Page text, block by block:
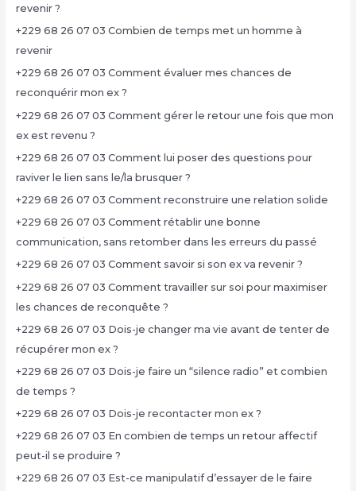
revenir ?
+229 68 26 07 03 Combien de temps met un homme à
revenir
+229 68 26 07 03 Comment évaluer mes chances de
reconquérir mon ex ?
+229 68 26 07 03 Comment gérer le retour une fois que mon
ex est revenu ?
+229 68 26 07 03 Comment lui poser des questions pour
raviver le lien sans le/la brusquer ?
+229 68 26 07 03 Comment reconstruire une relation solide
+229 68 26 07 03 Comment rétablir une bonne
communication, sans retomber dans les erreurs du passé
+229 68 26 07 03 Comment savoir si son ex va revenir ?
+229 68 26 07 03 Comment travailler sur soi pour maximiser
les chances de reconquête ?
+229 68 26 07 03 Dois-je changer ma vie avant de tenter de
récupérer mon ex ?
+229 68 26 07 03 Dois-je faire un “silence radio” et combien
de temps ?
+229 68 26 07 03 Dois-je recontacter mon ex ?
+229 68 26 07 03 En combien de temps un retour affectif
peut-il se produire ?
+229 68 26 07 03 Est-ce manipulatif d’essayer de le faire